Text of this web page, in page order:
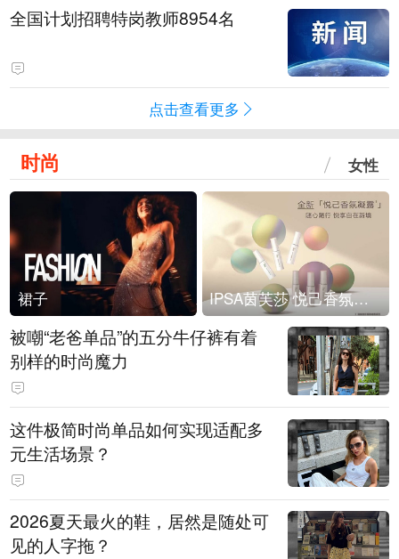
全国计划招聘特岗教师8954名
点击查看更多
时尚 女性
裙子 IPSA茵芙莎 悦己香氛凝露上市
被嘲“老爸单品”的五分牛仔裤有着
别样的时尚魔力
这件极简时尚单品如何实现适配多
元生活场景？
2026夏天最火的鞋，居然是随处可
见的人字拖？